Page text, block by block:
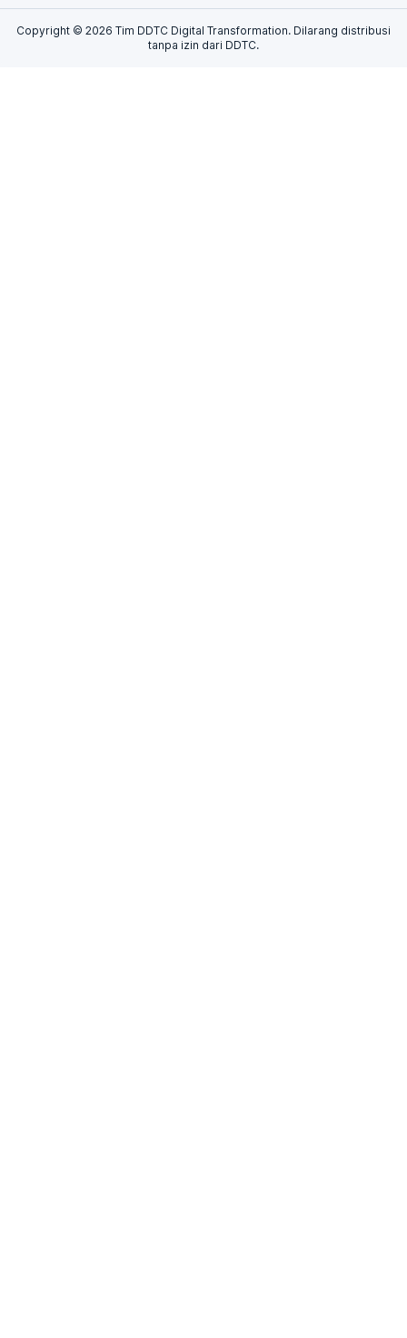
Copyright © 2026 Tim DDTC Digital Transformation. Dilarang distribusi
tanpa izin dari DDTC.